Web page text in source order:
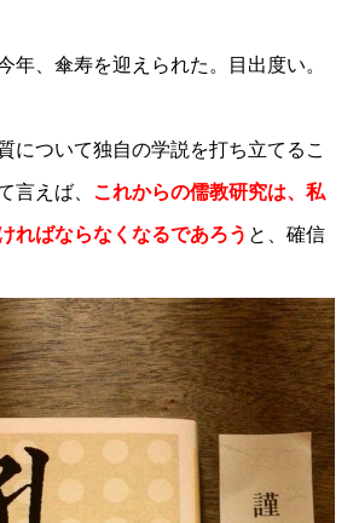
年、傘寿を迎えられた。目出度い。
について独自の学説を打ち立てるこ
言えば、 これからの儒教研究は、私
ればならなくなるであろう と、確信